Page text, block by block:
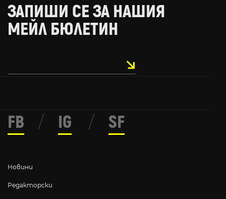
ЗАПИШИ СЕ ЗА НАШИЯ
МЕЙЛ БЮЛЕТИН
Новини
Редакторски
FB / IG / SF